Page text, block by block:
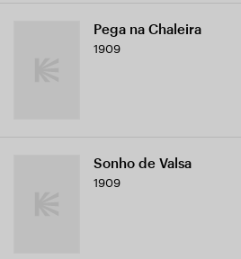
Pega na Chaleira
1909
Sonho de Valsa
1909